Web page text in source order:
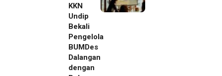
KKN
Undip
Bekali
Pengelola
BUMDes
Dalangan
dengan